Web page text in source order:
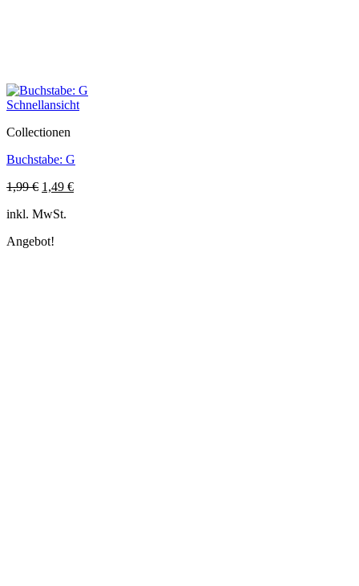
Schnellansicht
Collectionen
Buchstabe: G
1,99€ Ursprünglicher
war:
1,49 €Aktueller
inkl. MwSt.
Angebot!